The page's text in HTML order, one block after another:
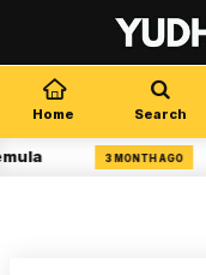
Home Search
3 MONTH AGO